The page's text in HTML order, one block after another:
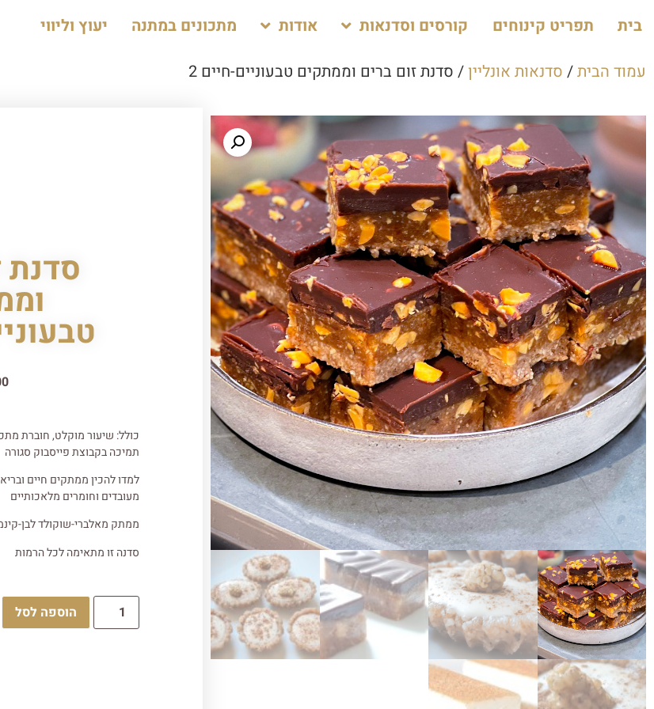
בית תפריט קינוחים קורסים וסדנאות אודות מתכונים במתנה יעוץ וליווי
עמוד הבית/ סדנאות אונליין/ סדנת זום ברים וממתקים טבעוניים-חיים 2
סדנת
כולל: שיעור מוקלט, חוברת
תמיכה בקבוצת פייסבוק סגורה
למדו להכין ממתקים חיים
מעובדים וחומרים מלאכותיים
ממתק מאלברי-שוקולד לבן-
סדנה זו מתאימה לכל הרמות
הוספה לסל